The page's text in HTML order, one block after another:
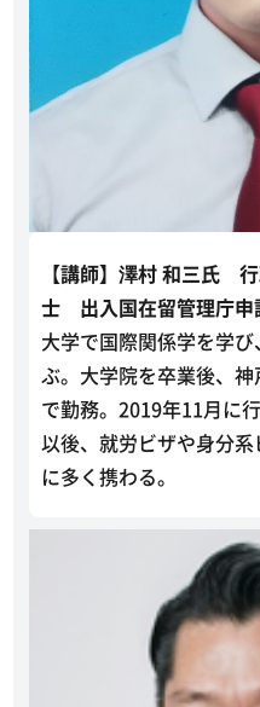
【講師】澤村 和三氏
士 出入国在留管理庁
大学で国際関係学を学
ぶ。大学院を卒業後、
で勤務。2019年11月に
以後、就労ビザや身分
に多く携わる。